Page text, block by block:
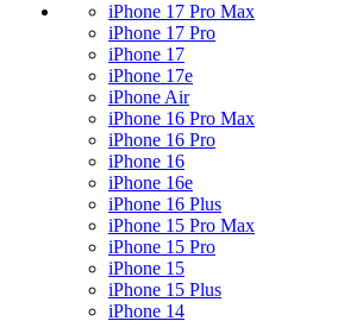
iPhone 17 Pro Max
iPhone 17 Pro
iPhone 17
iPhone 17e
iPhone Air
iPhone 16 Pro Max
iPhone 16 Pro
iPhone 16
iPhone 16e
iPhone 16 Plus
iPhone 15 Pro Max
iPhone 15 Pro
iPhone 15
iPhone 15 Plus
iPhone 14